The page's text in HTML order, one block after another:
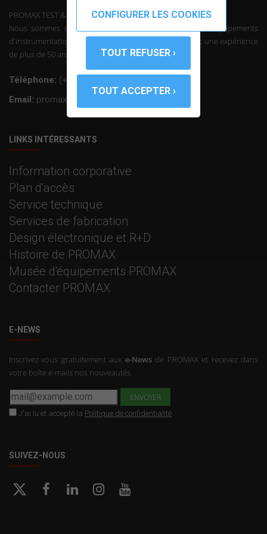
PROMAX TEST & MEASUREMENT, SLU ©
Nous sommes des fabricants de télécommunications d'équipements
d'instrumentation et l'électronique professionnelle avec une expérience
de plus de 50 ans dans le secteur.
Téléphone: (+34) 931 847 700
Email: promax@promax.es
LINKS INTÉRESSANTS
Information corporative
Plan d'accès
Service technique
Services de fabrication
Design électronique et R+D
Histoire de PROMAX
Musée d'équipements PROMAX
Contacter PROMAX
E-NEWS
Inscrivez-vous gratuitement aux e-Newsde PROMAX et recevez dans
votre boîte e-mails nos nouveautés.
J'ai lu et accepté la Politique de confidentialité
SUIVEZ-NOUS